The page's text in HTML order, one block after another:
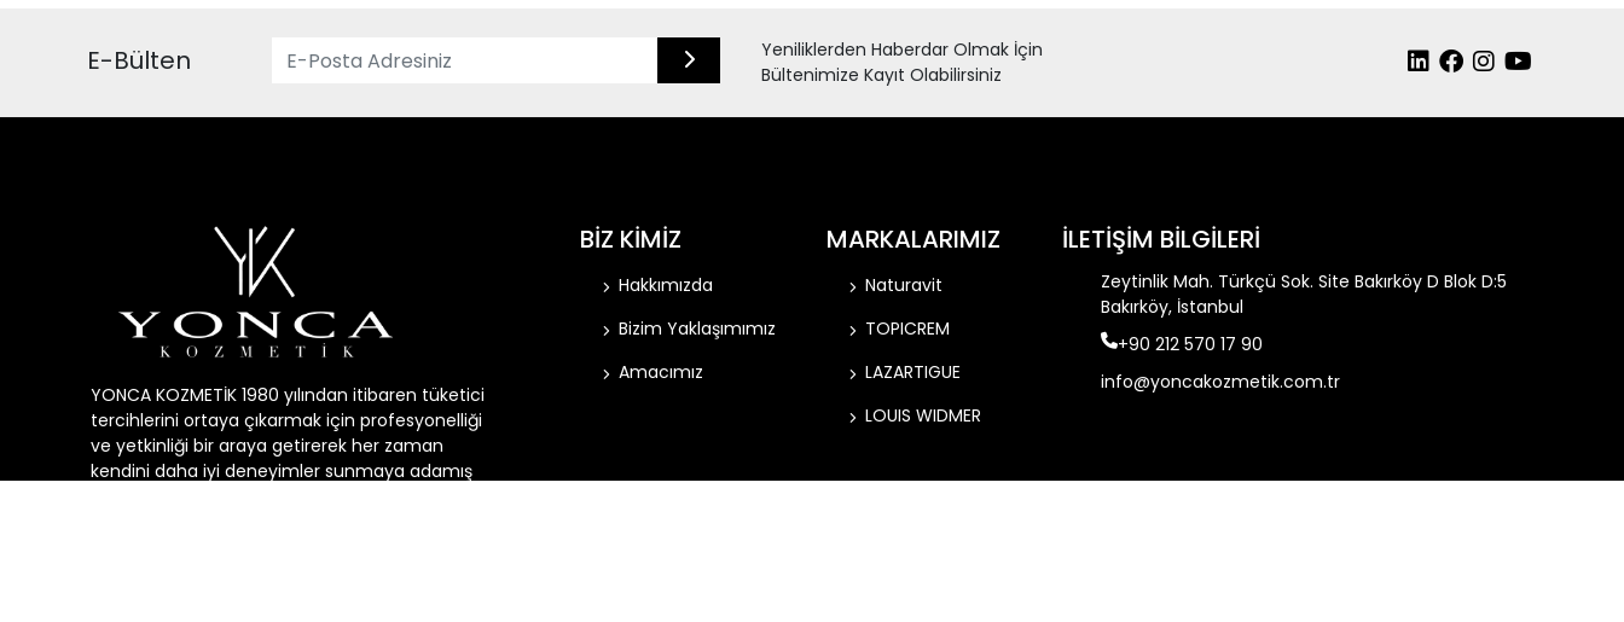
E-Bülten
Yeniliklerden Haberdar Olmak İçin
Bültenimize Kayıt Olabilirsiniz
YONCA KOZMETİK 1980 yılından itibaren tüketici
tercihlerini ortaya çıkarmak için profesyonelliği
ve yetkinliği bir araya getirerek her zaman
kendini daha iyi deneyimler sunmaya adamış
BİZ KİMİZ
Hakkımızda
Bizim Yaklaşımımız
Amacımız
MARKALARIMIZ
Naturavit
TOPICREM
LAZARTIGUE
LOUIS WIDMER
İLETİŞİM BİLGİLERİ
Zeytinlik Mah. Türkçü Sok. Site Bakırköy D Blok D:5
Bakırköy, İstanbul
+90 212 570 17 90
info@yoncakozmetik.com.tr